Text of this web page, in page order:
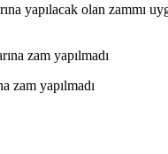
yapılacak olan zammı
zam yapılmadı